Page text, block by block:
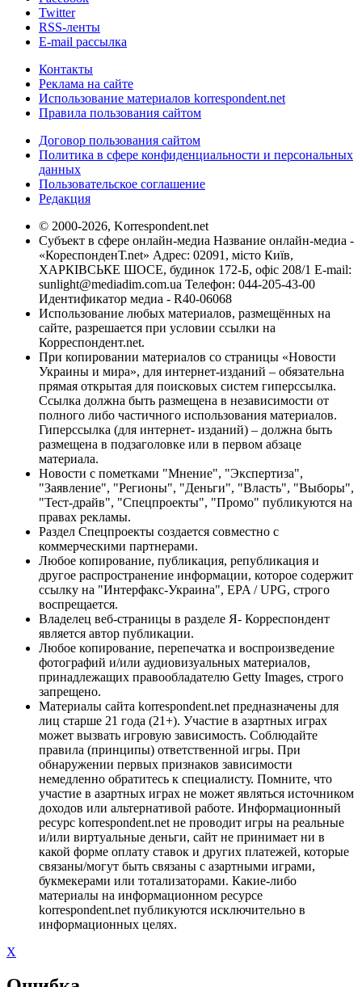
Twitter
RSS-ленты
E-mail рассылка
Контакты
Реклама на сайте
Использование материалов korrespondent.net
Правила пользования сайтом
Договор пользования сайтом
Политика в сфере конфиденциальности и персональных
данных
Пользовательское соглашение
Редакция
© 2000-2026, Korrespondent.net
Субъект в сфере онлайн-медиа Название онлайн-медиа -
«КореспонденТ.net» Адрес: 02091, місто Київ,
ХАРКІВСЬКЕ ШОСЕ, будинок 172-Б, офіс 208/1 E-mail:
sunlight@mediadim.com.ua Телефон: 044-205-43-00
Идентификатор медиа - R40-06068
Использование любых материалов, размещённых на
сайте, разрешается при условии ссылки на
Корреспондент.net.
При копировании материалов со страницы «Новости
Украины и мира», для интернет-изданий – обязательна
прямая открытая для поисковых систем гиперссылка.
Ссылка должна быть размещена в независимости от
полного либо частичного использования материалов.
Гиперссылка (для интернет- изданий) – должна быть
размещена в подзаголовке или в первом абзаце
материала.
Новости с пометками "Мнение", "Экспертиза",
"Заявление", "Регионы", "Деньги", "Власть", "Выборы",
"Тест-драйв", "Спецпроекты", "Промо" публикуются на
правах рекламы.
Раздел Спецпроекты создается совместно с
коммерческими партнерами.
Любое копирование, публикация, републикация и
другое распространение информации, которое содержит
ссылку на "Интерфакс-Украина", EPA / UPG, строго
воспрещается.
Владелец веб-страницы в разделе Я- Корреспондент
является автор публикации.
Любое копирование, перепечатка и воспроизведение
фотографий и/или аудиовизуальных материалов,
принадлежащих правообладателю Getty Images, строго
запрещено.
Материалы сайта korrespondent.net предназначены для
лиц старше 21 года (21+). Участие в азартных играх
может вызвать игровую зависимость. Соблюдайте
правила (принципы) ответственной игры. При
обнаружении первых признаков зависимости
немедленно обратитесь к специалисту. Помните, что
участие в азартных играх не может являться источником
доходов или альтернативой работе. Информационный
ресурс korrespondent.net не проводит игры на реальные
и/или виртуальные деньги, сайт не принимает ни в
какой форме оплату ставок и других платежей, которые
связаны/могут быть связаны с азартными играми,
букмекерами или тотализаторами. Какие-либо
материалы на информационном ресурсе
korrespondent.net публикуются исключительно в
информационных целях.
X